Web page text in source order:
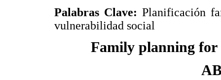
Palabras Clave: Planificación
vulnerabilidad social
Family planning for